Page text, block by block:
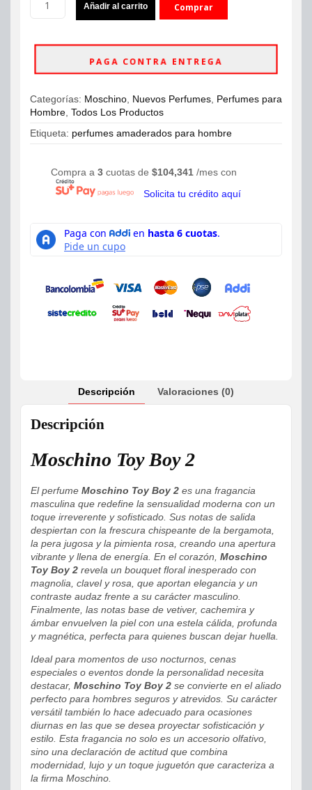
Parfum
Hombre
cantidad
Añadir al carrito Comprar
PAGA CONTRA ENTREGA
Categorías: Moschino Nuevos Perfumes Perfumes para
Hombre Todos Los Productos
Etiqueta: perfumes amaderados para hombre
Compra a 3 cuotas de $104,341 /mes con
Solicita tu crédito aquí
Descripción Valoraciones (0)
Descripción
Moschino Toy Boy 2
El perfume Moschino Toy Boy 2 es una fragancia
masculina que redefine la sensualidad moderna con un
toque irreverente y sofisticado. Sus notas de salida
despiertan con la frescura chispeante de la bergamota,
la pera jugosa y la pimienta rosa, creando una apertura
vibrante y llena de energía. En el corazón, Moschino
Toy Boy 2 revela un bouquet floral inesperado con
magnolia, clavel y rosa, que aportan elegancia y un
contraste audaz frente a su carácter masculino.
Finalmente, las notas base de vetiver, cachemira y
ámbar envuelven la piel con una estela cálida, profunda
y magnética, perfecta para quienes buscan dejar huella.
Ideal para momentos de uso nocturnos, cenas
especiales o eventos donde la personalidad necesita
destacar, Moschino Toy Boy 2 se convierte en el aliado
perfecto para hombres seguros y atrevidos. Su carácter
versátil también lo hace adecuado para ocasiones
diurnas en las que se desea proyectar sofisticación y
estilo. Esta fragancia no solo es un accesorio olfativo,
sino una declaración de actitud que combina
modernidad, lujo y un toque juguetón que caracteriza a
la firma Moschino.